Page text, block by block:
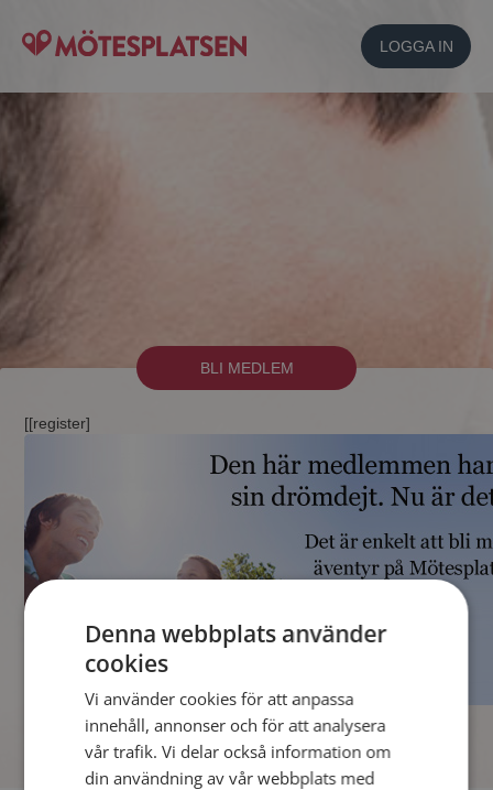
LOGGA IN
BLI MEDLEM
[[register]
Denna webbplats använder
cookies
Vi använder cookies för att anpassa
innehåll, annonser och för att analysera
vår trafik. Vi delar också information om
din användning av vår webbplats med